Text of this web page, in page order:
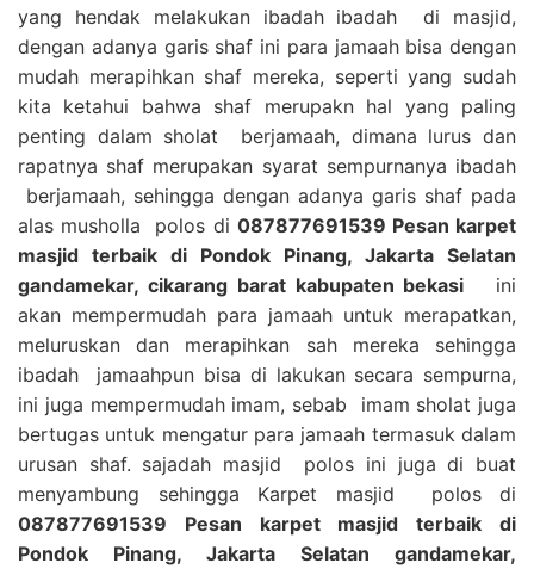
yang hendak melakukan ibadah ibadah di masjid,
dengan adanya garis shaf ini para jamaah bisa dengan
mudah merapihkan shaf mereka, seperti yang sudah
kita ketahui bahwa shaf merupakn hal yang paling
penting dalam sholat berjamaah, dimana lurus dan
rapatnya shaf merupakan syarat sempurnanya ibadah
berjamaah, sehingga dengan adanya garis shaf pada
alas musholla polos di 087877691539 Pesan karpet
masjid terbaik di Pondok Pinang, Jakarta Selatan
gandamekar, cikarang barat kabupaten bekasi ini
akan mempermudah para jamaah untuk merapatkan,
meluruskan dan merapihkan sah mereka sehingga
ibadah jamaahpun bisa di lakukan secara sempurna,
ini juga mempermudah imam, sebab imam sholat juga
bertugas untuk mengatur para jamaah termasuk dalam
urusan shaf. sajadah masjid polos ini juga di buat
menyambung sehingga Karpet masjid polos di
087877691539 Pesan karpet masjid terbaik di
Pondok Pinang, Jakarta Selatan gandamekar,